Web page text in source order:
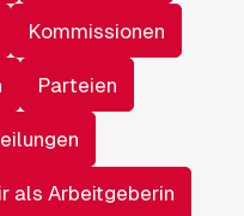
Kommissionen
Parteien
als Arbeitgeberin